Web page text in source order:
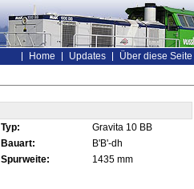
Home Updates Über diese Seite
Typ: Gravita 10 BB
Bauart: B'B'-dh
Spurweite: 1435 mm